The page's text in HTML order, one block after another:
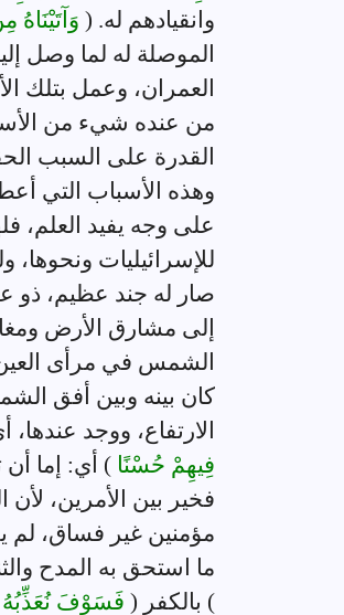
وانقيادهم له. (
الموصلة له لما وصل
العمران، وعمل بتلك
من عنده شيء من
القدرة على السبب
وهذه الأسباب التي
على وجه يفيد العلم،
للإسرائيليات ونحوها،
صار له جند عظيم، ذو
إلى مشارق الأرض
الشمس في مرأى
كان بينه وبين أفق
الارتفاع، ووجد
فِيهِمْ حُسْنًا ) أي: إما
فخير بين الأمرين،
مؤمنين غير فساق، لم
ما استحق به المدح
) بالكفر ( فَسَوْفَ نُعَذِّبُهُ